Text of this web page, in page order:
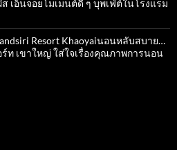
เอ็นจอยโมเมนต์ดี ๆ บุพเฟ่ต์ในโรงแรม
Resort​ Khaoyaiนอนหลับสบาย…
ท เขาใหญ่ ใส่ใจเรื่องคุณภาพการนอน